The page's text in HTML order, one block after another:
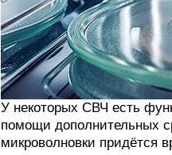
У некоторых СВЧ есть
помощи дополнительных
микроволновки придётся